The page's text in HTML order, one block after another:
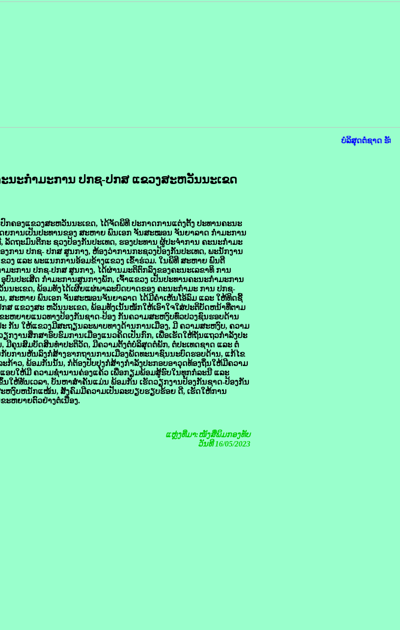
ບໍລິສຸດຕໍ່ຊາດ ຮັບໃ
ນະກຳມະການ ປກຊ-ປກສ ແຂວງສະຫວັນນະເຂດ
ກຄອງແຂວງສະຫວັນນະເຂດ, ໄດ້ຈັດພິທີ ປະກາດການແຕ່ງຕັ້ງ ປະທານຄະນະ
ຍການເປັນປະທານຂອງ ສະຫາຍ ພົນເອກ ຈັນສະໝອນ ຈັນຍາລາດ ກຳມະການ
ລັດຖະມົນຕີກະ ຊວງປ້ອງກັນປະເທດ, ຮອງປະທານ ຜູ້ປະຈໍາການ ຄະນະກໍາມະ
ການ ປກຊ- ປກສ ສູນກາງ, ຫ້ອງວ່າການກະຊວງປ້ອງກັນປະເທດ, ພະນັກງານ
ງ ແລະ ພະແນກການອ້ອມຂ້າງແຂວງ ເຂົ້າຮ່ວມ. ໃນພິທີ ສະຫາຍ ພົນຕີ
ະການ ປກຊ-ປກສ ສູນກາງ, ໄດ້ຜ່ານມະຕິຕົກລົງຂອງຄະນະເລຂາທິ ການ
ນປະເສີດ ກຳມະການສູນກາງພັກ, ເຈົ້າແຂວງ ເປັນປະທານຄະນະກໍາມະການ
ນະເຂດ, ພ້ອມທັງໄດ້ເຜີຍແຜ່ພາລະບົດບາດຂອງ ຄະນະກຳມະ ການ ປກຊ-
, ສະຫາຍ ພົນເອກ ຈັນສະໝອນຈັນຍາລາດ ໄດ້ມີຄໍາເຫັນໂອ້ລົມ ແລະ ໃຫ້ທິດຊີ້
ແຂວງສະ ຫວັນນະເຂດ, ພ້ອມທັງເນັ້ນໜັກໃຫ້ເອົາໃຈໃສ່ປະຕິບັດຫນ້າທີ່ຕາມ
ຫຍາຍແນວທາງປ້ອງກັນຊາດ-ປ້ອງ ກັນຄວາມສະຫງົບທົ່ວປວງຊົນຮອບດ້ານ
ກັນ ໃຫ້ແຂວງມີສະຖຽນລະພາບທາງດ້ານການເມືອງ, ມີ ຄວາມສະຫງົບ, ຄວາມ
ຽກງານສຶກສາອົບຮົມການເມືອງແນວຄິດເປັນກົກ, ເພື່ອເຮັດໃຫ້ຖັນແຖວກຳລັງປະ
ຄຸນສົມບັດສິນທໍາປະຕິວັດ, ມີຄວາມຕັ້ງຕໍ່ບໍລິສຸດຕໍ່ພັກ, ຕໍ່ປະເທດຊາດ ແລະ ຕໍ່
ບການຫັນລົງກໍ່ສ້າງຮາກຖານການເມືອງພັດທະນາຊົນນະບົດຮອບດ້ານ, ແກ້ໄຂ
ກ້າວ, ພ້ອມກັນນັ້ນ, ກໍຕ້ອງປັບປຸງກໍ່ສ້າງກຳລັງປະກອບອາວຸດທ້ອງຖິ່ນໃຫ້ມີຄວາມ
ບໃຫ້ມີ ຄວາມຊໍານານຄ່ອງແຄ້ວ ເພື່ອກຽມພ້ອມສູ້ຮົບໃນທຸກກໍລະນີ ແລະ
ໃຫ້ທັນເວລາ, ບັນຫາສໍາຄັນແມ່ນ ພ້ອມກັນ ເຮັດວຽກງານປ້ອງກັນຊາດ-ປ້ອງກັນ
ຫງົບຫນັກແໜ້ນ, ສັງຄົມມີຄວາມເປັນລະບຽບຮຽບຮ້ອຍ ດີ, ເຮັດໃຫ້ການ
ະຫຍາຍຕົວຢ່າງຕໍ່ເນື່ອງ.
ແຫຼ່ງທີ່ມາ:ໜັງ​ສື​ພິມກອງ​ທັບ
ວັນທີ 16/05/2023